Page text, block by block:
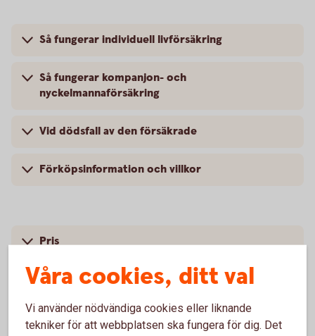
Så fungerar individuell livförsäkring
Så fungerar kompanjon- och
nyckelmannaförsäkring
Vid dödsfall av den försäkrade
Förköpsinformation och villkor
Pris
Våra cookies, ditt val
Vi använder nödvändiga cookies eller liknande
tekniker för att webbplatsen ska fungera för dig. Det